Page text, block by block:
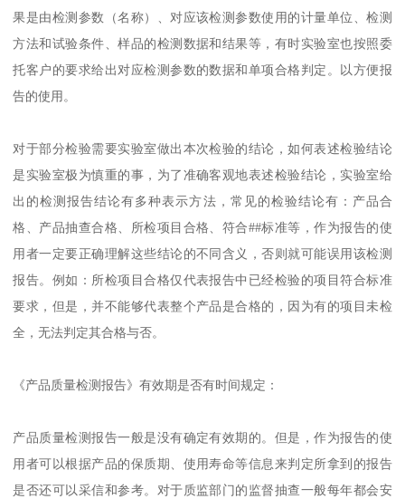
果是由检测参数（名称）、对应该检测参数使用的计量单位、检测
方法和试验条件、样品的检测数据和结果等，有时实验室也按照委
托客户的要求给出对应检测参数的数据和单项合格判定。以方便报
告的使用。
对于部分检验需要实验室做出本次检验的结论，如何表述检验结论
是实验室极为慎重的事，为了准确客观地表述检验结论，实验室给
出的检测报告结论有多种表示方法，常见的检验结论有：产品合
格、产品抽查合格、所检项目合格、符合##标准等，作为报告的使
用者一定要正确理解这些结论的不同含义，否则就可能误用该检测
报告。例如：所检项目合格仅代表报告中已经检验的项目符合标准
要求，但是，并不能够代表整个产品是合格的，因为有的项目未检
全，无法判定其合格与否。
《产品质量检测报告》有效期是否有时间规定：
产品质量检测报告一般是没有确定有效期的。但是，作为报告的使
用者可以根据产品的保质期、使用寿命等信息来判定所拿到的报告
是否还可以采信和参考。对于质监部门的监督抽查一般每年都会安